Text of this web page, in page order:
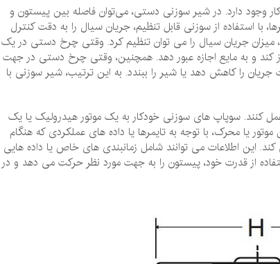
وجود دارد. در شیر سوزنی دستی، می‌توان فاصله بین پیستون و
با استفاده از سوزنی قابل تنظیم، جریان سیال را به دقت کنترل
جریان سیال را می‌ توان تنظیم کرد. وقتی چرخ دستی در یک
کند و به مایع اجازه عبور دهد. همچنین، وقتی چرخ دستی در جهت
را کاهش دهد یا شیر را ببندد. به این ترتیب، شیر سوزنی با
کنند. سوپاپ‌ های سوزنی خودکار به یک موتور هیدرولیک یا یک
یا محرک، با توجه به تایمرها یا داده‌ های عملکردی که هنگام
این اطلاعات می ‌توانند شامل زمانبندی ‌های خاص یا داده ‌هایی
از قدرت خود، پیستون را به جهت مورد نظر حرکت می‌ دهد و در